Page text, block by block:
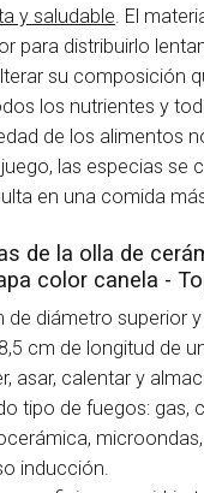
y saludable. El
para distribuirlo
su composición
los nutrientes y
de los alimentos
las especias se
en una comida
de la olla de
color canela -
de diámetro superior
cm de longitud de
asar, calentar y
tipo de fuegos: gas,
inducción.